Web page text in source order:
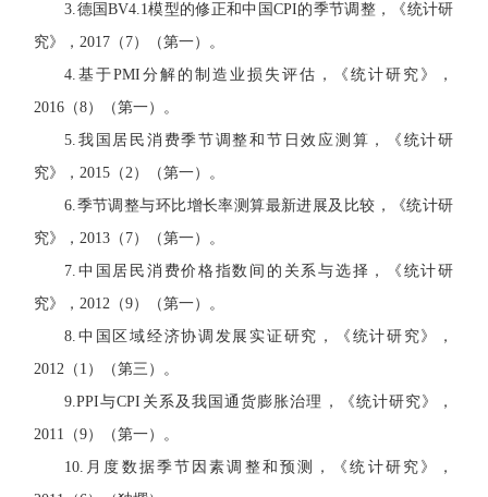
3.德国BV4.1模型的修正和中国CPI的季节调整，《统计研
究》，2017 （ 7）（第一）。
4. 基于PMI 分解的制造业损失评估，《统计研究》，
2016 （8）（第一）。
5. 我国居民消费季节调整和节日效应测算，《统计研
究》，2015 （2）（第一）。
6.季节调整与环比增长率测算最新进展及比较，《统计研
究》，2013 （ 7）（第一）。
7. 中国居民消费价格指数间的关系与选择，《统计研
究》，2012 （9）（第一）。
8. 中国区域经济协调发展实证研究，《统计研究》，
2012 （ 1 ）（第三）。
9.PPI与CPI 关系及我国通货膨胀治理，《统计研究》，
2011 （9）（第一）。
10. 月度数据季节因素调整和预测，《统计研究》，